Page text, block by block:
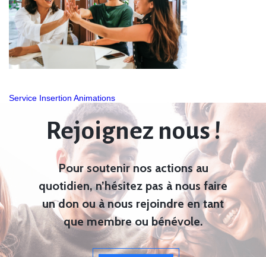
Navigation
l’article
Service Insertion Animations
Rejoignez nous !
Pour soutenir nos actions au
quotidien, n’hésitez pas à nous faire
un don ou à nous rejoindre en tant
que membre ou bénévole.